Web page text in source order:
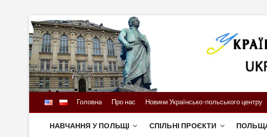
Skip
to
content
Головна Про нас Новини Українсько-польського центру
НАВЧАННЯ У ПОЛЬЩІ СПІЛЬНІ ПРОЄКТИ